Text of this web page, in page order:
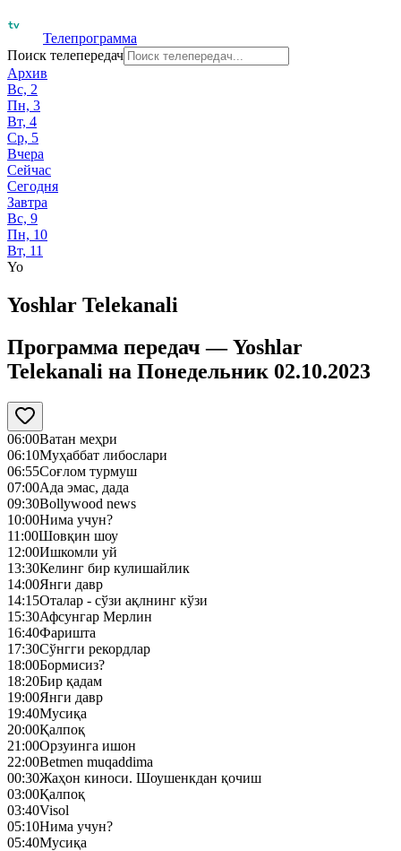
Телепрограмма
Поиск телепередач
Архив
Вс, 2
Пн, 3
Вт, 4
Ср, 5
Вчера
Сейчас
Сегодня
Завтра
Вс, 9
Пн, 10
Вт, 11
Yo
Yoshlar Telekanali
Программа передач —Yoshlar
Telekanali на Понедельник 02.10.2023
06:00Ватан меҳри
06:10Муҳаббат либослари
06:55Соғлом турмуш
07:00Ада эмас, дада
09:30Bollywood news
10:00Нима учун?
11:00Шовқин шоу
12:00Ишкомли уй
13:30Келинг бир кулишайлик
14:00Янги давр
14:15Оталар - сўзи ақлнинг кўзи
15:30Афсунгар Мерлин
16:40Фаришта
17:30Сўнгги рекордлар
18:00Бормисиз?
18:20Бир қадам
19:00Янги давр
19:40Mусиқа
20:00Қалпоқ
21:00Орзуинга ишон
22:00Betmen muqaddima
00:30Жаҳон киноси. Шоушенкдан қочиш
03:00Қалпоқ
03:40Visol
05:10Нима учун?
05:40Mусиқа